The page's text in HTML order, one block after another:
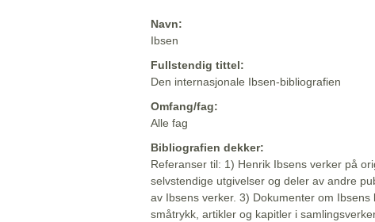
Navn:
Ibsen
Fullstendig tittel:
Den internasjonale Ibsen-bibliografien
Omfang/fag:
Alle fag
Bibliografien dekker:
Referanser til: 1) Henrik Ibsens verker på
selvstendige utgivelser og deler av andre
av Ibsens verker. 3) Dokumenter om
småtrykk, artikler og kapitler i